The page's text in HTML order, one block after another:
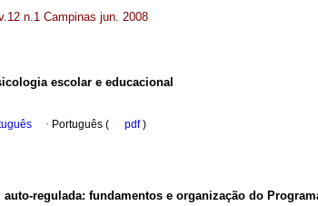
n.1 Campinas jun. 2008
escolar e educacional
· Português ( pdf)
auto-regulada: fundamentos e organização do